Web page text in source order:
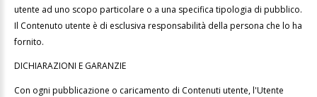
utente ad uno scopo particolare o a una specifica tipologia di pubblico.
Il Contenuto utente è di esclusiva responsabilità della persona che lo ha
fornito.
DICHIARAZIONI E GARANZIE
Con ogni pubblicazione o caricamento di Contenuti utente, l'Utente